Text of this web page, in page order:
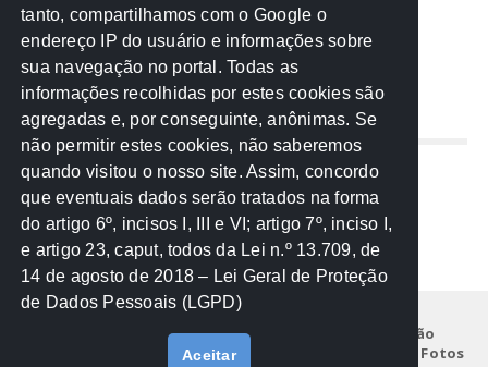
Receita Federal Sem categoria
TCE-MT TCU TRE
REDE NOS ESTADOS
Mato Grosso do Sul
Paraná
Nacional
Institucional
Legislação
Notícias
Galeria de Fotos
tanto, compartilhamos com o Google o
endereço IP do usuário e informações sobre
sua navegação no portal. Todas as
informações recolhidas por estes cookies são
agregadas e, por conseguinte, anônimas. Se
não permitir estes cookies, não saberemos
quando visitou o nosso site. Assim, concordo
que eventuais dados serão tratados na forma
do artigo 6º, incisos I, III e VI; artigo 7º, inciso I,
e artigo 23, caput, todos da Lei n.º 13.709, de
14 de agosto de 2018 – Lei Geral de Proteção
de Dados Pessoais (LGPD)
Aceitar